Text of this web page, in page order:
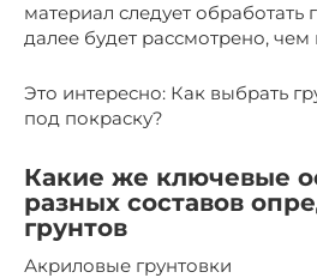
материал следует обработать
далее будет рассмотрено, чем
Это интересно: Как выбрать
под покраску?
Какие же ключевые
разных составов
грунтов
Акриловые грунтовки